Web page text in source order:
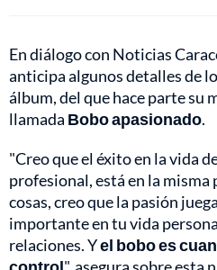
En diálogo con Noticias
anticipa algunos detalles de
álbum, del que hace parte su
llamada Bobo apasionado.
"Creo que el éxito en la vida
profesional, está en la misma
cosas, creo que la pasión
importante en tu vida
relaciones. Yel bobo es